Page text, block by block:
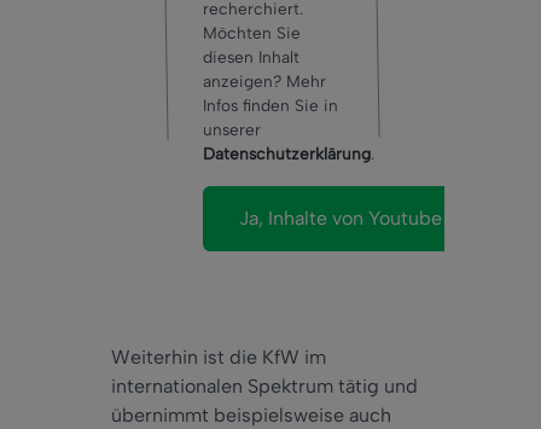
recherchiert.
Möchten Sie
diesen Inhalt
anzeigen? Mehr
Infos finden Sie in
unserer
Datenschutzerklärung.
Weiterhin ist die KfW im
internationalen Spektrum tätig und
übernimmt beispielsweise auch